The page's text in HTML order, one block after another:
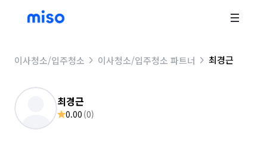
이사청소/입주청소 이사청소/입주청소 파트너 최경근
최경근
0.00 (0)